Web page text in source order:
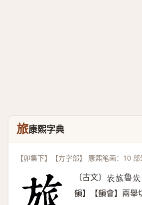
旅康熙字典
【卯集下】【方字部】 康熙笔画：10
〔古文〕 𣥏 𣃨 魯𣥐
韻】【韻會】兩舉